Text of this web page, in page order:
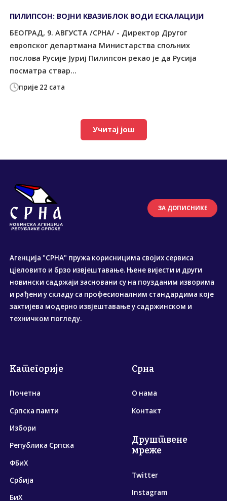
прије 22 сата
ПИЛИПСОН: ВОЈНИ КВАЗИБЛОК ВОДИ ЕСКАЛАЦИЈИ
БЕОГРАД, 9. АВГУСТА /СРНА/ - Директор Другог
европског департмана Министарства спољних
послова Русије Јуриј Пилипсон рекао је да Русија
посматра ствар...
Учитај још
ЗА ДОПИСНИКЕ
Агенција "СРНА" пружа корисницима својих сервиса
цјеловито и брзо извјештавање. Њене вијести и други
новински садржаји засновани су на поузданим изворима
и рађени у складу са професионалним стандардима које
захтијева модерно извјештавање у садржинском и
техничком погледу.
Категорије
Почетна
Српска памти
Избори
Република Српска
ФБиХ
Србија
БиХ
Срна
О нама
Контакт
Друштвене
мреже
Twitter
Instagram